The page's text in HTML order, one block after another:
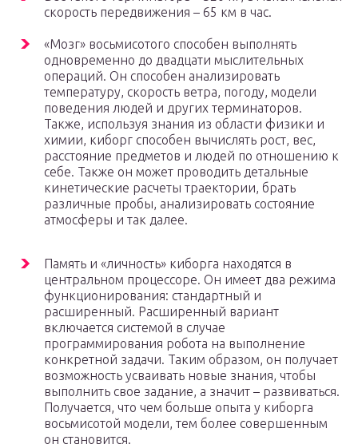
скорость передвижения – 65 км в час.
«Мозг» восьмисотого способен выполнять
одновременно до двадцати мыслительных
операций. Он способен анализировать
температуру, скорость ветра, погоду, модели
поведения людей и других терминаторов.
Также, используя знания из области физики и
химии, киборг способен вычислять рост, вес,
расстояние предметов и людей по отношению к
себе. Также он может проводить детальные
кинетические расчеты траектории, брать
различные пробы, анализировать состояние
атмосферы и так далее.
Память и «личность» киборга находятся в
центральном процессоре. Он имеет два режима
функционирования: стандартный и
расширенный. Расширенный вариант
включается системой в случае
программирования робота на выполнение
конкретной задачи. Таким образом, он получает
возможность усваивать новые знания, чтобы
выполнить свое задание, а значит – развиваться.
Получается, что чем больше опыта у киборга
восьмисотой модели, тем более совершенным
он становится.